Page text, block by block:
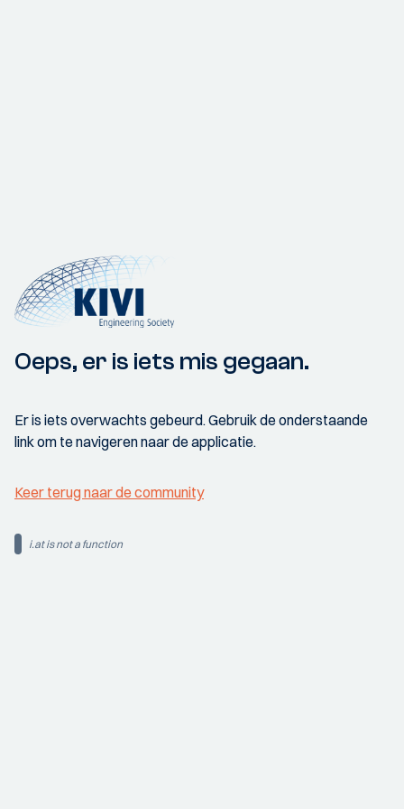
Oeps, er is iets mis gegaan.
Er is iets overwachts gebeurd. Gebruik de onderstaande
link om te navigeren naar de applicatie.
Keer terug naar de community
i.at is not a function